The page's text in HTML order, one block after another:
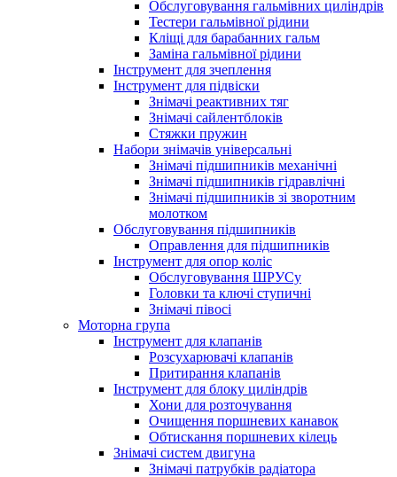
Обслуговування гальмівних циліндрів
Тестери гальмівної рідини
Кліщі для барабанних гальм
Заміна гальмівної рідини
Інструмент для зчеплення
Інструмент для підвіски
Знімачі реактивних тяг
Знімачі сайлентблоків
Стяжки пружин
Набори знімачів універсальні
Знімачі підшипників механічні
Знімачі підшипників гідравлічні
Знімачі підшипників зі зворотним
молотком
Обслуговування підшипників
Оправлення для підшипників
Інструмент для опор коліс
Обслуговування ШРУСу
Головки та ключі ступичні
Знімачі півосі
Моторна група
Інструмент для клапанів
Розсухарювачі клапанів
Притирання клапанів
Інструмент для блоку циліндрів
Хони для розточування
Очищення поршневих канавок
Обтискання поршневих кілець
Знімачі систем двигуна
Знімачі патрубків радіатора